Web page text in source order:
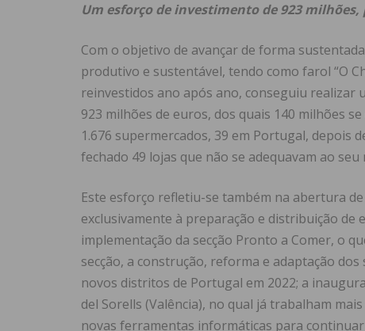
Um esforço de investimento de 923
Com o objetivo de avançar de forma
produtivo e sustentável, tendo como farol “O
reinvestidos ano após ano, conseguiu
923 milhões de euros, dos quais 140 milhões
1.676 supermercados, 39 em Portugal, depois
fechado 49 lojas que não se adequavam ao
Este esforço refletiu-se também na abertura
exclusivamente à preparação e distribuição de
implementação da secção Pronto a Comer, o
secção, a construção, reforma e adaptação
novos distritos de Portugal em 2022; a
del Sorells (Valência), no qual já trabalham
novas ferramentas informáticas para